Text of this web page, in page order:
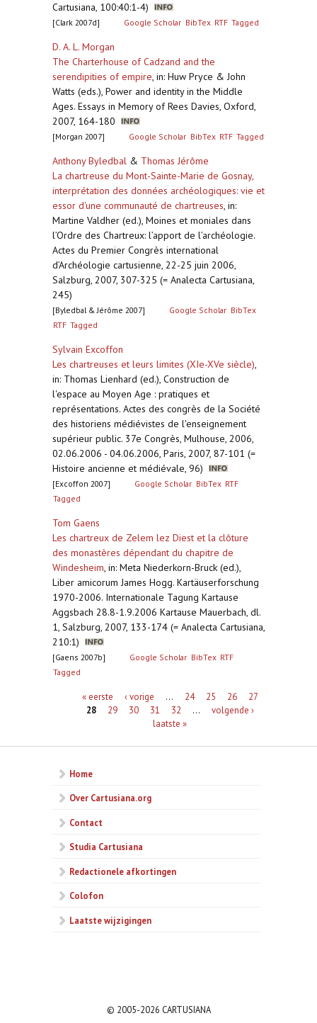
Cartusiana, 100:40:1-4)
[Clark 2007d] Google Scholar BibTex RTF Tagged
D. A. L. Morgan
The Charterhouse of Cadzand and the
serendipities of empire, in: Huw Pryce & John
Watts (eds.), Power and identity in the Middle
Ages. Essays in Memory of Rees Davies, Oxford,
2007, 164-180
[Morgan 2007] Google Scholar BibTex RTF Tagged
Anthony Byledbal & Thomas Jérôme
La chartreuse du Mont-Sainte-Marie de Gosnay,
interprétation des données archéologiques: vie et
essor d'une communauté de chartreuses, in:
Martine Valdher (ed.), Moines et moniales dans
l’Ordre des Chartreux: l’apport de l’archéologie.
Actes du Premier Congrès international
d’Archéologie cartusienne, 22-25 juin 2006,
Salzburg, 2007, 307-325 (= Analecta Cartusiana,
245)
[Byledbal & Jérôme 2007] Google Scholar BibTex
RTF Tagged
Sylvain Excoffon
Les chartreuses et leurs limites (XIe-XVe siècle),
in: Thomas Lienhard (ed.), Construction de
l'espace au Moyen Age : pratiques et
représentations. Actes des congrès de la Société
des historiens médiévistes de l'enseignement
supérieur public. 37e Congrès, Mulhouse, 2006,
02.06.2006 - 04.06.2006, Paris, 2007, 87-101 (=
Histoire ancienne et médiévale, 96)
[Excoffon 2007] Google Scholar BibTex RTF
Tagged
Tom Gaens
Les chartreux de Zelem lez Diest et la clôture
des monastères dépendant du chapitre de
Windesheim, in: Meta Niederkorn-Bruck (ed.),
Liber amicorum James Hogg. Kartäuserforschung
1970-2006. Internationale Tagung Kartause
Aggsbach 28.8-1.9.2006 Kartause Mauerbach, dl.
1, Salzburg, 2007, 133-174 (= Analecta Cartusiana,
210:1)
[Gaens 2007b] Google Scholar BibTex RTF
Tagged
Pagina's« eerste ‹ vorige … 24 25 26
27
28
29 30 31 32 …
volgende ›
laatste »
Home
Over Cartusiana.org
Contact
Studia Cartusiana
Redactionele afkortingen
Colofon
Laatste wijzigingen
© 2005-2026 CARTUSIANA